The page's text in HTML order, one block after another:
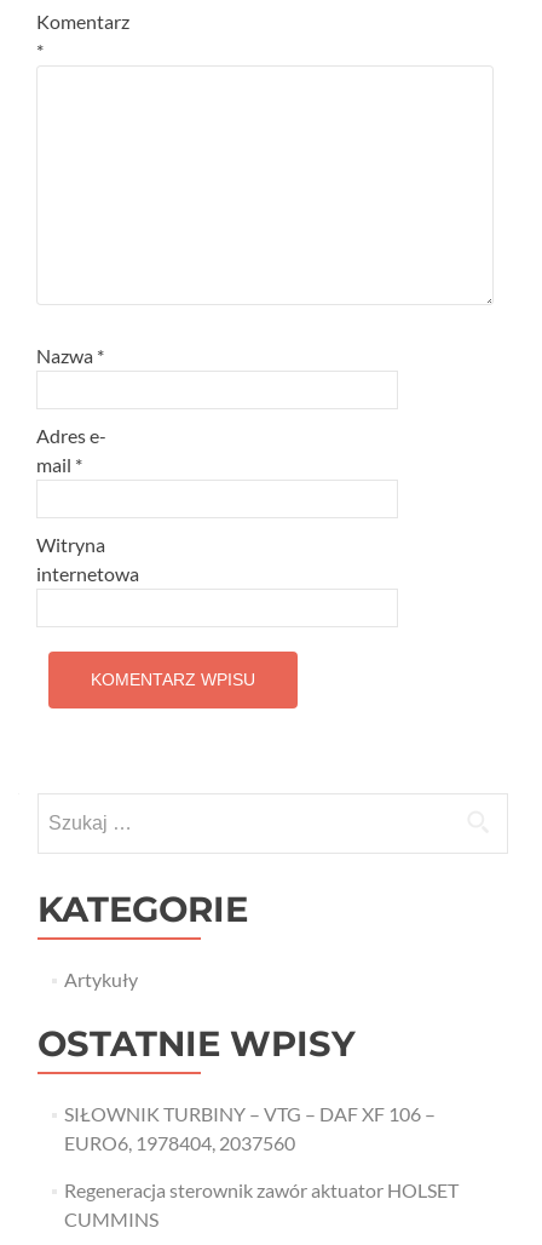
Komentarz
*
Nazwa *
Adres e-
mail *
Witryna
internetowa
KATEGORIE
Artykuły
OSTATNIE WPISY
SIŁOWNIK TURBINY – VTG – DAF XF 106 –
EURO6, 1978404, 2037560
Regeneracja sterownik zawór aktuator HOLSET
CUMMINS